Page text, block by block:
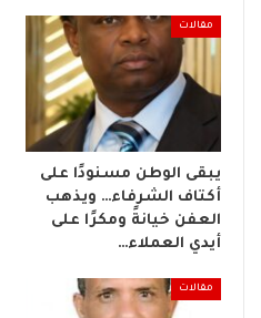
مقالات
يبقى الوطن مسنودًا على
أكتاف الشرفاء… ويذهب
العفن خيانةً ومكرًا على
أيدي العملاء…
مقالات